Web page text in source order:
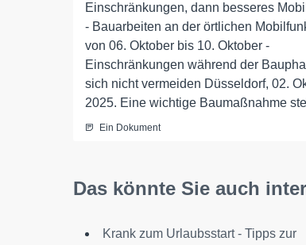
Einschränkungen, dann besseres
- Bauarbeiten an der örtlichen
von 06. Oktober bis 10. Oktober -
Einschränkungen während der
sich nicht vermeiden Düsseldorf, 02.
2025. Eine wichtige Baumaßnahme
Ein Dokument
Das könnte Sie auch
Krank zum Urlaubsstart - Tipps zur